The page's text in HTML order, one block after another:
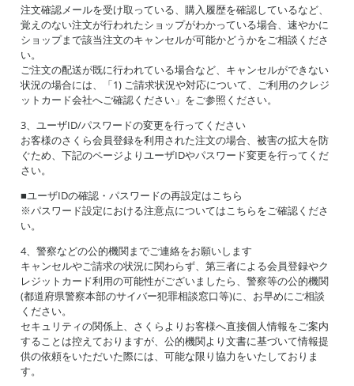
注文確認メールを受け取っている、購入履歴を確認しているなど、
覚えのない注文が行われたショップがわかっている場合、速やかに
ショップまで該当注文のキャンセルが可能かどうかをご相談くださ
い。
ご注文の配送が既に行われている場合など、キャンセルができない
状況の場合には、「1) ご請求状況や対応について、ご利用のクレジ
ットカード会社へご確認ください」をご参照ください。
3、ユーザID/パスワードの変更を行ってください
お客様のさくら会員登録を利用された注文の場合、被害の拡大を防
ぐため、下記のページよりユーザIDやパスワード変更を行ってくだ
さい。
■ユーザIDの確認・パスワードの再設定はこちら
※パスワード設定における注意点についてはこちらをご確認くださ
い。
4、警察などの公的機関までご連絡をお願いします
キャンセルやご請求の状況に関わらず、第三者による会員登録やク
レジットカード利用の可能性がございましたら、警察等の公的機関
(都道府県警察本部のサイバー犯罪相談窓口等)に、お早めにご相談
ください。
セキュリティの関係上、さくらよりお客様へ直接個人情報をご案内
することは控えておりますが、公的機関より文書に基づいて情報提
供の依頼をいただいた際には、可能な限り協力をいたしておりま
す。